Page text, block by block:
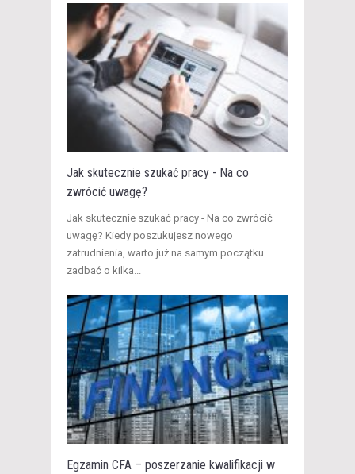
Jak skutecznie szukać pracy - Na co
zwrócić uwagę?
Jak skutecznie szukać pracy - Na co zwrócić
uwagę? Kiedy poszukujesz nowego
zatrudnienia, warto już na samym początku
zadbać o kilka...
Egzamin CFA – poszerzanie kwalifikacji w